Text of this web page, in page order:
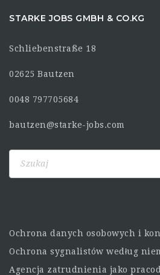
STARKE JOBS GMBH & CO.KG
Schliebenstraße 18
02625 Bautzen
0048 797705684
bautzen@starke-jobs.com
Ochrona danych osobowych i
Ochrona sygnalistów według
Agencja zatrudnienia jako